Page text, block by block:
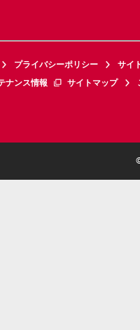
プライバシーポリシー
サイ
ナンス情報 サイトマップ